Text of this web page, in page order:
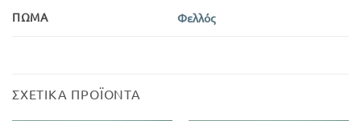
ΠΏΜΑ Φελλός
ΣΧΕΤΙΚΆ ΠΡΟΪΌΝΤΑ